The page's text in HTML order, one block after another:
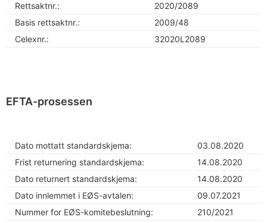
Rettsaktnr.:
2020/2089
Basis rettsaktnr.:
2009/48
Celexnr.:
32020L2089
EFTA-prosessen
Dato mottatt standardskjema:
03.08.2020
Frist returnering standardskjema:
14.08.2020
Dato returnert standardskjema:
14.08.2020
Dato innlemmet i EØS-avtalen:
09.07.2021
Nummer for EØS-komitebeslutning:
210/2021